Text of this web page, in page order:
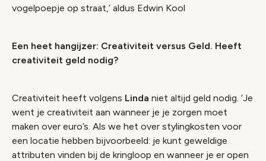
vogelpoepje op straat,’ aldus Edwin Kool
Een heet hangijzer: Creativiteit versus Geld. Heeft
creativiteit geld nodig?
Creativiteit heeft volgens Linda niet altijd geld nodig. ‘Je
went je creativiteit aan wanneer je je zorgen moet
maken over euro’s. Als we het over stylingkosten voor
een locatie hebben bijvoorbeeld: je kunt geweldige
attributen vinden bij de kringloop en wanneer je er open